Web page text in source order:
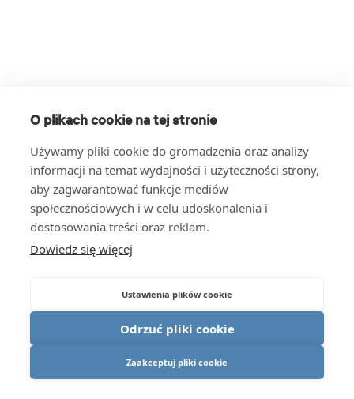
O plikach cookie na tej stronie
Używamy pliki cookie do gromadzenia oraz analizy
informacji na temat wydajności i użyteczności strony,
aby zagwarantować funkcje mediów
społecznościowych i w celu udoskonalenia i
dostosowania treści oraz reklam.
Dowiedz się więcej
Ustawienia plików cookie
Odrzuć pliki cookie
Zaakceptuj pliki cookie